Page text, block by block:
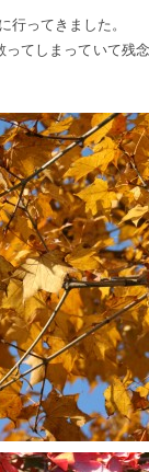
行ってきました。
てしまっていて残